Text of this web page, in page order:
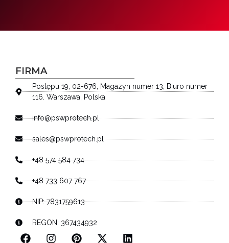
FIRMA
Postępu 19, 02-676, Magazyn numer 13, Biuro numer
116. Warszawa, Polska
info@pswprotech.pl
sales@pswprotech.pl
+48 574 584 734
+48 733 607 767
NIP: 7831759613
REGON: 367434932